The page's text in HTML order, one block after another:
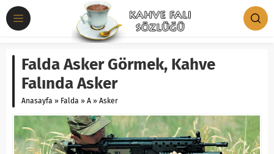
Falda Asker Görmek, Kahve
Falında Asker
Anasayfa » Falda » A » Asker